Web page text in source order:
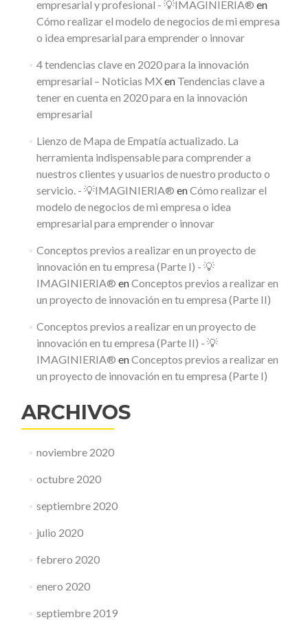
empresarial y profesional - 💡IMAGINIERIA® en
Cómo realizar el modelo de negocios de mi empresa
o idea empresarial para emprender o innovar
4 tendencias clave en 2020 para la innovación
empresarial – Noticias MXen Tendencias clave a
tener en cuenta en 2020 para en la innovación
empresarial
Lienzo de Mapa de Empatía actualizado. La
herramienta indispensable para comprender a
nuestros clientes y usuarios de nuestro producto o
servicio. - 💡IMAGINIERIA® enCómo realizar el
modelo de negocios de mi empresa o idea
empresarial para emprender o innovar
Conceptos previos a realizar en un proyecto de
innovación en tu empresa (Parte I) - 💡
IMAGINIERIA® enConceptos previos a realizar en
un proyecto de innovación en tu empresa (Parte II)
Conceptos previos a realizar en un proyecto de
innovación en tu empresa (Parte II) - 💡
IMAGINIERIA® enConceptos previos a realizar en
un proyecto de innovación en tu empresa (Parte I)
ARCHIVOS
noviembre 2020
octubre 2020
septiembre 2020
julio 2020
febrero 2020
enero 2020
septiembre 2019